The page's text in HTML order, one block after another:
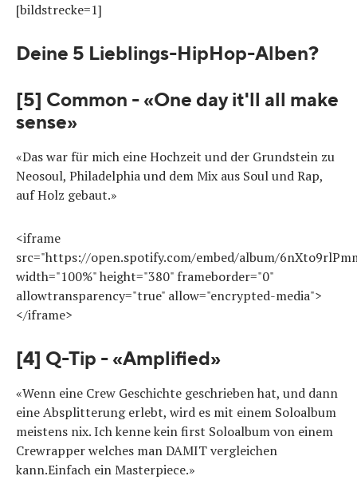
[bildstrecke=1]
Deine 5 Lieblings-HipHop-Alben?
[5] Common - «One day it'll all make
sense»
«Das war für mich eine Hochzeit und der Grundstein zu
Neosoul, Philadelphia und dem Mix aus Soul und Rap,
auf Holz gebaut.»
<iframe
src="https://open.spotify.com/embed/album/
width="100%" height="380" frameborder="0"
allowtransparency="true" allow="encrypted-media">
</iframe>
[4] Q-Tip - «Amplified»
«Wenn eine Crew Geschichte geschrieben hat, und dann
eine Absplitterung erlebt, wird es mit einem Soloalbum
meistens nix. Ich kenne kein first Soloalbum von einem
Crewrapper welches man DAMIT vergleichen
kann.Einfach ein Masterpiece.»